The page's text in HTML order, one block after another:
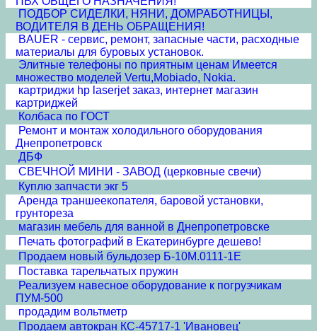
ПОДБОР СИДЕЛКИ, НЯНИ, ДОМРАБОТНИЦЫ,
ВОДИТЕЛЯ В ДЕНЬ ОБРАЩЕНИЯ!
BAUER - сервис, ремонт, запасные части, расходные
материалы для буровых установок.
Элитные телефоны по приятным ценам Имеется
множество моделей Vertu,Mobiado, Nokia.
картриджи hp laserjet заказ, интернет магазин
картриджей
Колбаса по ГОСТ
Ремонт и монтаж холодильного оборудования
Днепропетровск
ДБФ
СВЕЧНОЙ МИНИ - ЗАВОД (церковные свечи)
Куплю запчасти экг 5
Аренда траншеекопателя, баровой установки,
грунтореза
магазин мебель для ванной в Днепропетровске
Печать фотографий в Екатеринбурге дешево!
Продаем новый бульдозер Б-10М.0111-1Е
Поставка тарельчатых пружин
Реализуем навесное оборудование к погрузчикам
ПУМ-500
продадим вольтметр
Продаем автокран КС-45717-1 'Ивановец'